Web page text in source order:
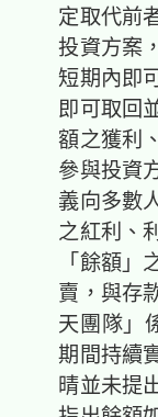
定取代前
投資方案
短期內即
即可取回
額之獲利
參與投資
義向多數
之紅利、
「餘額
賣，與存
天團隊」
期間持續
晴並未提